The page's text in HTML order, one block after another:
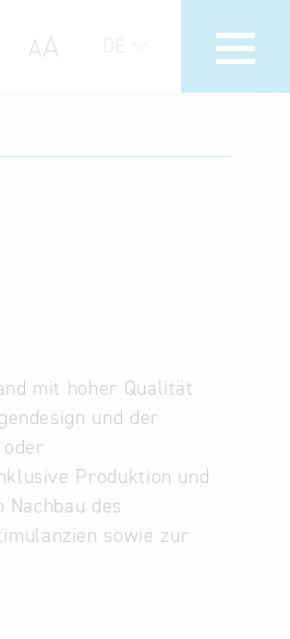
AA DE
mit hoher Qualität
und der
Produktion und
des
sowie zur